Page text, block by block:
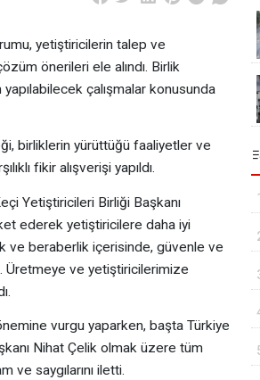
yetiştiricilerin talep ve
önerileri ele alındı. Birlik
çalışmalar konusunda
birliklerin yürüttüğü faaliyetler ve
fikir alışverişi yapıldı.
Yetiştiricileri Birliği Başkanı
ederek yetiştiricilere daha iyi
ve beraberlik içerisinde, güvenle ve
Üretmeye ve yetiştiricilerimize
vurgu yaparken, başta Türkiye
Nihat Çelik olmak üzere tüm
saygılarını iletti.